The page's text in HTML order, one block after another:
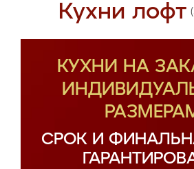
Кухни лофт
КУХНИ НА
СРОК И